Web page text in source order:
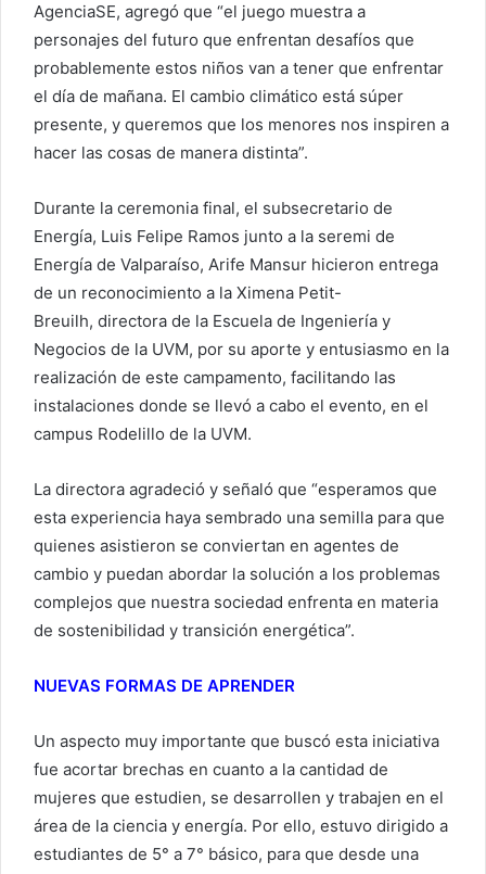
AgenciaSE, agregó que “el juego muestra a
personajes del futuro que enfrentan desafíos que
probablemente estos niños van a tener que enfrentar
el día de mañana. El cambio climático está súper
presente, y queremos que los menores nos inspiren a
hacer las cosas de manera distinta”.
Durante la ceremonia final, el subsecretario de
Energía, Luis Felipe Ramos junto a la seremi de
Energía de Valparaíso, Arife Mansur hicieron entrega
de un reconocimiento a la Ximena Petit-
Breuilh, directora de la Escuela de Ingeniería y
Negocios de la UVM, por su aporte y entusiasmo en la
realización de este campamento, facilitando las
instalaciones donde se llevó a cabo el evento, en el
campus Rodelillo de la UVM.
La directora agradeció y señaló que “esperamos que
esta experiencia haya sembrado una semilla para que
quienes asistieron se conviertan en agentes de
cambio y puedan abordar la solución a los problemas
complejos que nuestra sociedad enfrenta en materia
de sostenibilidad y transición energética”.
NUEVAS FORMAS DE APRENDER
Un aspecto muy importante que buscó esta iniciativa
fue acortar brechas en cuanto a la cantidad de
mujeres que estudien, se desarrollen y trabajen en el
área de la ciencia y energía. Por ello, estuvo dirigido a
estudiantes de 5° a 7° básico, para que desde una